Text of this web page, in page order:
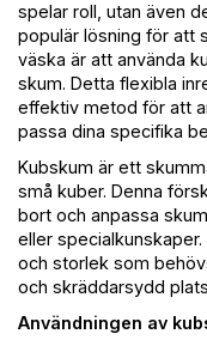
spelar roll, utan även
populär lösning för att
väska är att använda
skum. Detta flexibla
effektiv metod för att
passa dina specifika
Kubskum är ett
små kuber. Denna
bort och anpassa
eller
och storlek som
och skräddarsydd
Användningen av